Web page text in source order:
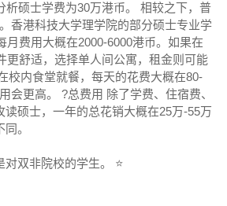
硕士学费为30万港币。 相较之下，普
香港科技大学理学院的部分硕士专业学
费用大概在2000-6000港币。如果在
更舒适，选择单人间公寓，租金则可能
校内食堂就餐，每天的花费大概在80-
会更高。 ?总费用 除了学费、住宿费、
硕士，一年的总花销大概在25万-55万
。
双非院校的学生。 ⭐